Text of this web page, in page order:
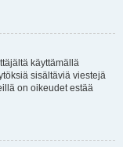
käyttämällä
sisältäviä viestejä
on oikeudet estää